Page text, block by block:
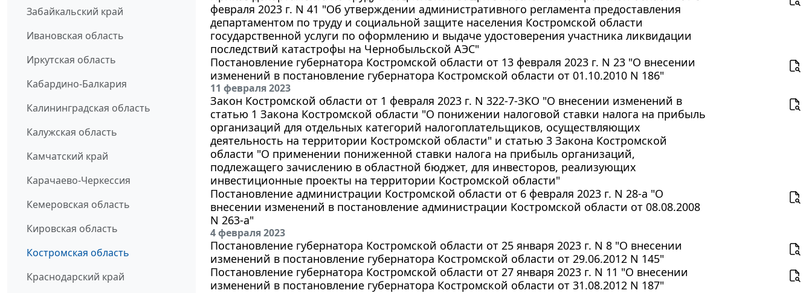
Забайкальский край
Ивановская область
Иркутская область
Кабардино-Балкария
Калининградская область
Калужская область
Камчатский край
Карачаево-Черкессия
Кемеровская область
Кировская область
Костромская область
Краснодарский край
февраля 2023 г. N 41 "Об утверждении административного регламента предоставления
департаментом по труду и социальной защите населения Костромской области
государственной услуги по оформлению и выдаче удостоверения участника ликвидации
последствий катастрофы на Чернобыльской АЭС"
Постановление губернатора Костромской области от 13 февраля 2023 г. N 23 "О внесении
изменений в постановление губернатора Костромской области от 01.10.2010 N 186"
11 февраля 2023
Закон Костромской области от 1 февраля 2023 г. N 322-7-ЗКО "О внесении изменений в
статью 1 Закона Костромской области "О понижении налоговой ставки налога на прибыль
организаций для отдельных категорий налогоплательщиков, осуществляющих
деятельность на территории Костромской области" и статью 3 Закона Костромской
области "О применении пониженной ставки налога на прибыль организаций,
подлежащего зачислению в областной бюджет, для инвесторов, реализующих
инвестиционные проекты на территории Костромской области"
Постановление администрации Костромской области от 6 февраля 2023 г. N 28-а "О
внесении изменений в постановление администрации Костромской области от 08.08.2008
N 263-а"
4 февраля 2023
Постановление губернатора Костромской области от 25 января 2023 г. N 8 "О внесении
изменений в постановление губернатора Костромской области от 29.06.2012 N 145"
Постановление губернатора Костромской области от 27 января 2023 г. N 11 "О внесении
изменений в постановление губернатора Костромской области от 31.08.2012 N 187"